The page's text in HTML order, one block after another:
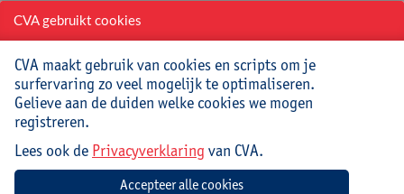
‘handelingsgericht werken’ en ‘verbindend
schoolklimaat’ kennen.
Je maakt kennis met het vademecum ‘zorgbreed
en kansenrijk onderwijs’.
Je bent in staat de theoretische kennis om te
zetten in concrete acties en/of werkpunten voor
jouw school.
Begeleiding
CVA gebruikt cookies
CVA maakt gebruik van cookies en scripts om je
surfervaring zo veel mogelijk te optimaliseren.
Gelieve aan de duiden welke cookies we mogen
registreren.
Lees ook de Privacyverklaring van CVA.